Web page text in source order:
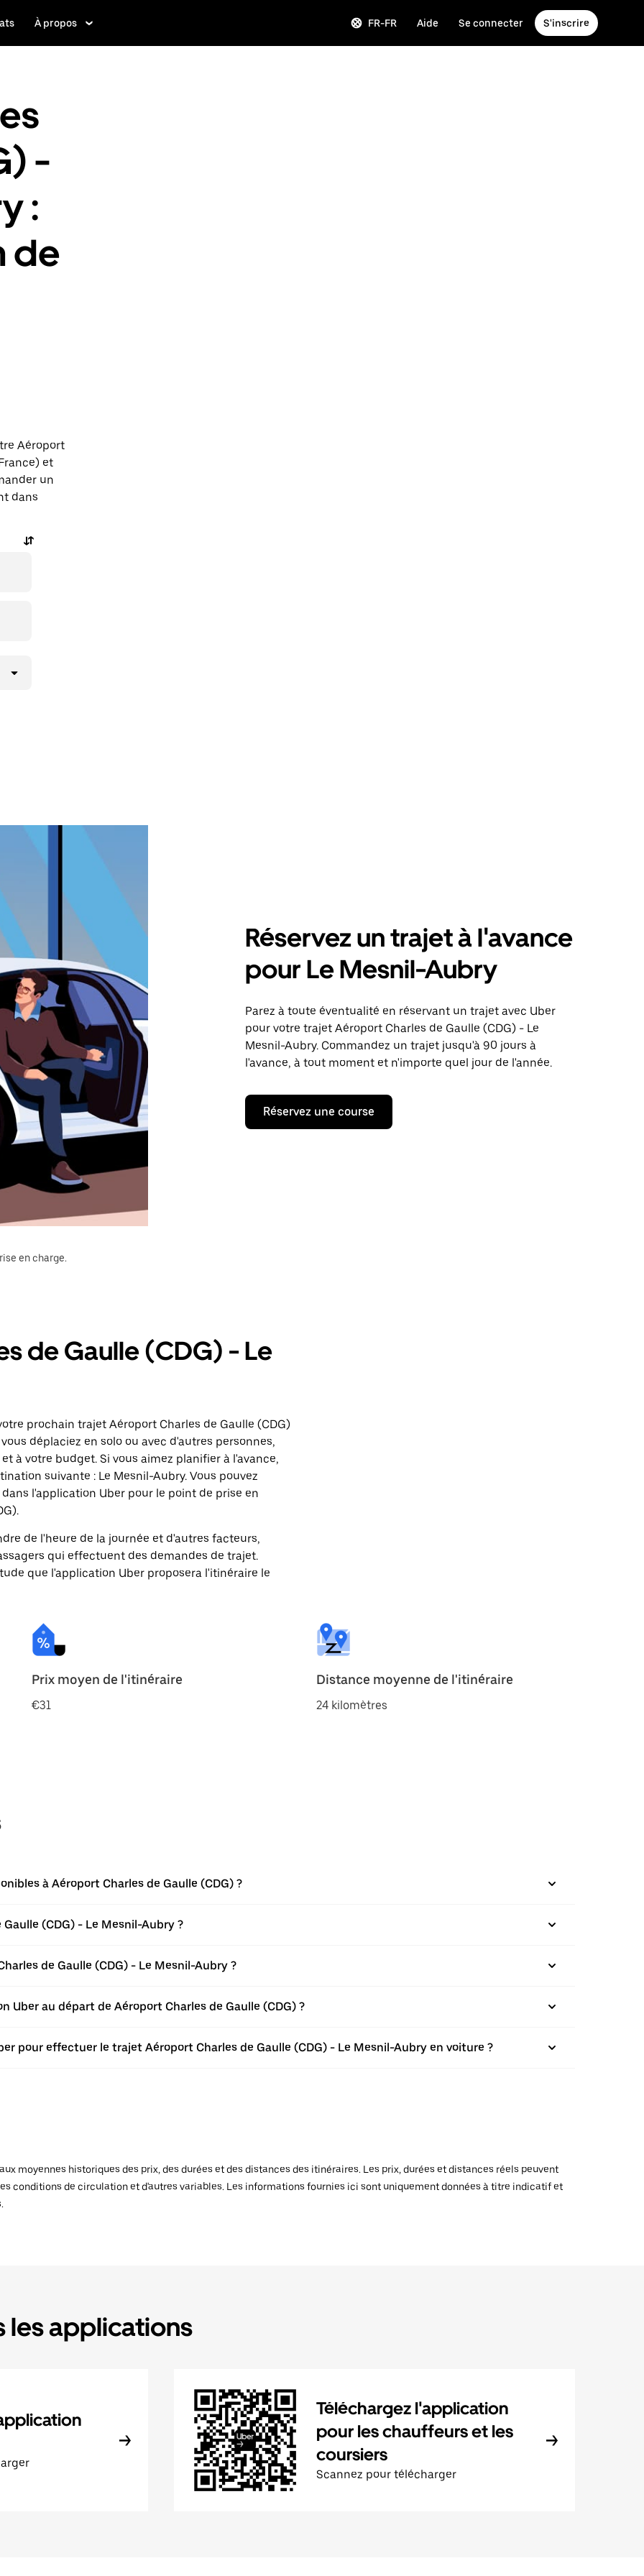
À propos FR-FR Aide Se connecter S'inscrire
-
:
de
Aéroport
et
un
dans
Réservez un trajet à l'avance
pour Le Mesnil-Aubry
Parez à toute éventualité en réservant un trajet avec Uber
pour votre trajet Aéroport Charles de Gaulle (CDG) - Le
Mesnil-Aubry. Commandez un trajet jusqu'à 90 jours à
l'avance, à tout moment et n'importe quel jour de l'année.
Réservez une course
en charge.
de Gaulle (CDG) - Le
prochain trajet Aéroport Charles de Gaulle (CDG)
déplaciez en solo ou avec d'autres personnes,
à votre budget. Si vous aimez planifier à l'avance,
suivante : Le Mesnil-Aubry. Vous pouvez
l'application Uber pour le point de prise en
de l'heure de la journée et d'autres facteurs,
qui effectuent des demandes de trajet.
que l'application Uber proposera l'itinéraire le
Prix moyen de l'itinéraire
€31
Distance moyenne de l'itinéraire
24 kilomètres
à Aéroport Charles de Gaulle (CDG) ?
(CDG) - Le Mesnil-Aubry ?
de Gaulle (CDG) - Le Mesnil-Aubry ?
Uber au départ de Aéroport Charles de Gaulle (CDG) ?
pour effectuer le trajet Aéroport Charles de Gaulle (CDG) - Le Mesnil-Aubry en voiture ?
moyennes historiques des prix, des durées et des distances des itinéraires. Les prix, durées et distances réels peuvent
conditions de circulation et d'autres variables. Les informations fournies ici sont uniquement données à titre indicatif et
les applications
Téléchargez l'application
pour les chauffeurs et les
coursiers
Scannez pour télécharger